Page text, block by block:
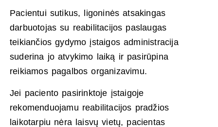
Pacientui sutikus, ligoninės atsakingas
darbuotojas su reabilitacijos paslaugas
teikiančios gydymo įstaigos administracija
suderina jo atvykimo laiką ir pasirūpina
reikiamos pagalbos organizavimu.
Jei paciento pasirinktoje įstaigoje
rekomenduojamu reabilitacijos pradžios
laikotarpiu nėra laisvų vietų, pacientas